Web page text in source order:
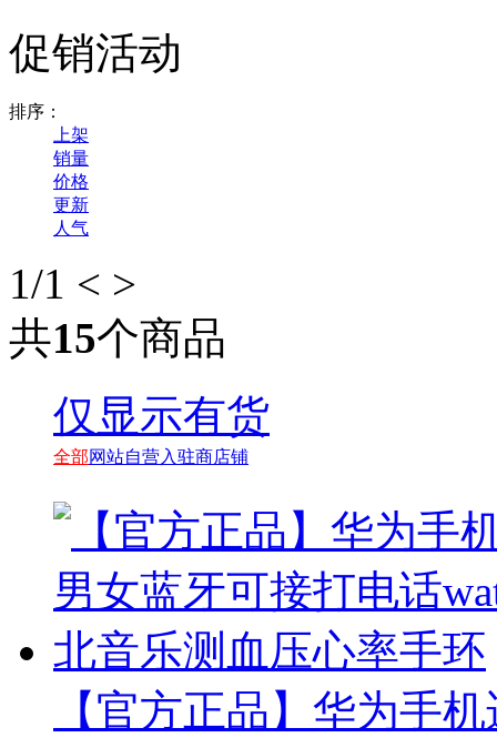
促销活动
排序：
上架
销量
价格
更新
人气
1/1 < >
共15个商品
仅显示有货
全部网站自营入驻商店铺
【官方正品】华为手